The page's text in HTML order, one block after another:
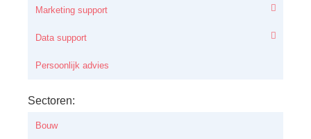
Marketing support
Data support
Persoonlijk advies
Sectoren:
Bouw